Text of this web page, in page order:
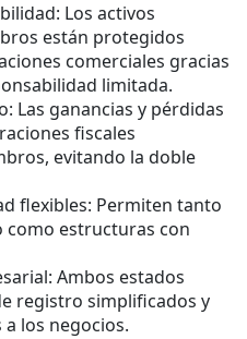
Los activos
están protegidos
comerciales gracias
limitada.
Las ganancias y pérdidas
fiscales
evitando la doble
flexibles: Permiten tanto
como estructuras con
Ambos estados
registro simplificados y
los negocios.